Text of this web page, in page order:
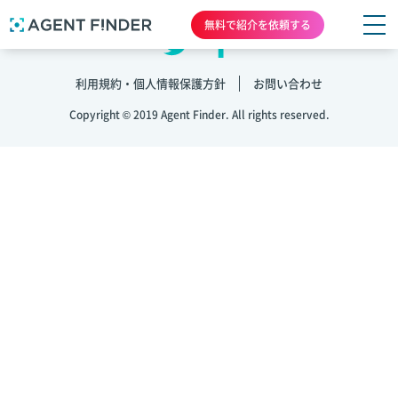
無料で紹介を依頼する
利用規約・個人情報保護方針 お問い合わせ
Copyright © 2019 Agent Finder. All rights reserved.